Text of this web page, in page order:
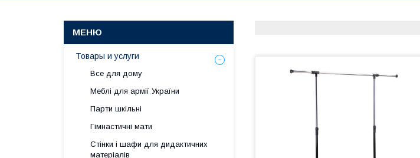
Товары и услуги
Все для дому
Меблі для армії України
Парти шкільні
Гімнастичні мати
Стінки і шафи для дидактичних
матеріалів